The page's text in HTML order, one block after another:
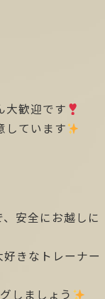
大歓迎です
しています
安全にお越しに
きなトレーナー
しましょう